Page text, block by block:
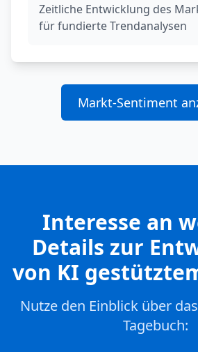
Zeitliche Entwicklung des
für fundierte Trendanalysen
Markt-Sentiment
Interesse an
Details zur
von KI
Nutze den Einblick über
Tagebuch: